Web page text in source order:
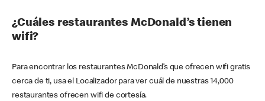
¿Cuáles restaurantes McDonald’s tienen
wifi?
Para encontrar los restaurantes McDonald’s que ofrecen wifi gratis
cerca de ti, usa el Localizador para ver cuál de nuestras 14,000
restaurantes ofrecen wifi de cortesía.